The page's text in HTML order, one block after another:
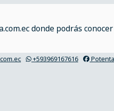
donde podrás
+593969167616